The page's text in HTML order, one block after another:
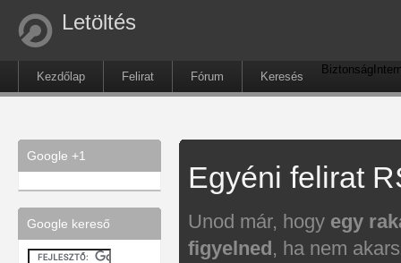
Letöltés
Kezdőlap Felirat Fórum Keresés
Biztonság
Google +1
Google kereső
Egyéni felirat
Unod már, hogy egy
figyelned, ha nem